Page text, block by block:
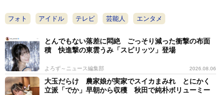
フォト アイドル テレビ 芸能人 エンタメ
とんでもない落差に悶絶 ごっそり減った衝撃の布面
積 快進撃の東雲うみ「スピリッツ」登場
よろず～ニュース編集部 2026.08.06
大玉だらけ 農家娘が実家でスイカまみれ とにかく
立派「でか」早朝から収穫 秋田で純朴ボリューミー